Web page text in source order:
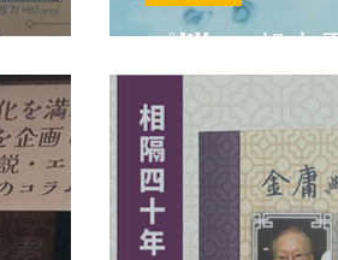
《Jill, 一起去